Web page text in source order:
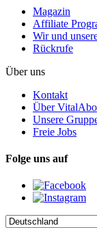
Magazin
Affiliate
Wir und
Rückrufe
Über uns
Kontakt
Über VitalAbo
Unsere
Freie Jobs
Folge uns auf